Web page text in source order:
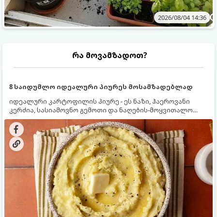
2026/08/04 14:36
რა მოვამზადოთ?
8 საიდუმლო იდეალური პიურეს მოსამზადებლად
იდეალური კარტოფილის პიურე - ეს ნაზი, ჰაეროვანი
კერძია, სასიამოვნო გემოთი და ნაღების-მოყვითალო
ფერით. მისი მომზადება ძალიან მარტივია, მაგრამ
არსებობს რამდენიმე საიდუმლო, რომლებიც უნდა
იცოდეთ, რომ პიურე იდეალურად გემრიელი გამოვიდეს.